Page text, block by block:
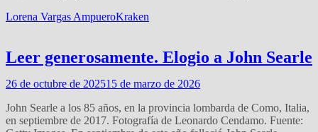
Lorena Vargas AmpueroKraken
Leer generosamente. Elogio a John Searle
26 de octubre de 202515 de marzo de 2026
John Searle a los 85 años, en la provincia lombarda de Como, Italia,
en septiembre de 2017. Fotografía de Leonardo Cendamo. Fuente: